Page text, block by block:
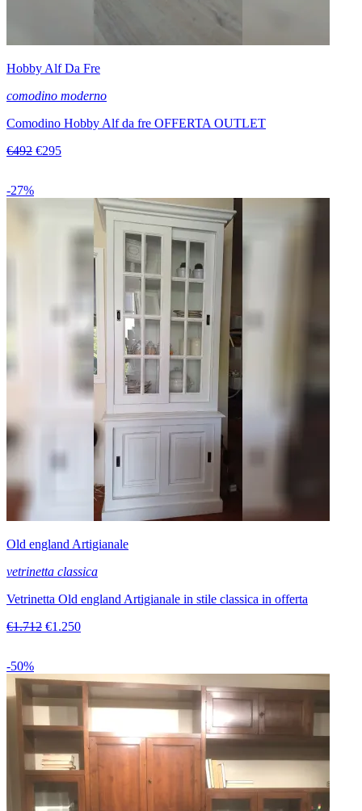
Hobby Alf Da Fre
comodino moderno
Comodino Hobby Alf da fre OFFERTA OUTLET
€492 €295
-27%
Old england Artigianale
vetrinetta classica
Vetrinetta Old england Artigianale in stile classica in offerta
€1.712 €1.250
-50%